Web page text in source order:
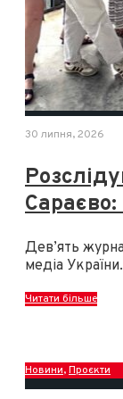
30 липня, 2026
Дев’ять
медіа України
Читати більше
Новини,Проєкти